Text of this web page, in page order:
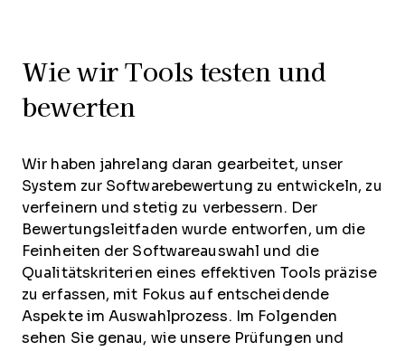
Wie wir Tools testen und
bewerten
Wir haben jahrelang daran gearbeitet, unser
System zur Softwarebewertung zu entwickeln, zu
verfeinern und stetig zu verbessern. Der
Bewertungsleitfaden wurde entworfen, um die
Feinheiten der Softwareauswahl und die
Qualitätskriterien eines effektiven Tools präzise
zu erfassen, mit Fokus auf entscheidende
Aspekte im Auswahlprozess.
Im Folgenden
sehen Sie genau, wie unsere Prüfungen und